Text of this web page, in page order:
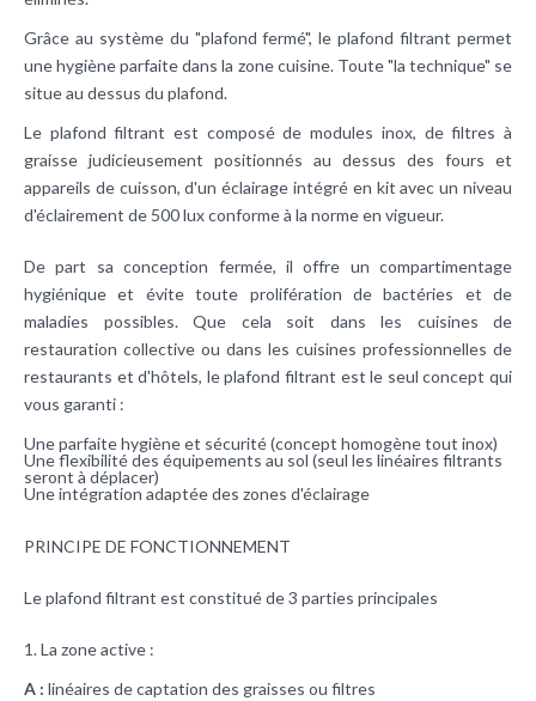
Grâce au système du "plafond fermé", le plafond filtrant permet
une hygiène parfaite dans la zone cuisine. Toute "la technique" se
situe au dessus du plafond.
Le plafond filtrant est composé de modules inox, de filtres à
graisse judicieusement positionnés au dessus des fours et
appareils de cuisson, d'un éclairage intégré en kit avec un niveau
d'éclairement de 500 lux conforme à la norme en vigueur.
De part sa conception fermée, il offre un compartimentage
hygiénique et évite toute prolifération de bactéries et de
maladies possibles. Que cela soit dans les cuisines de
restauration collective ou dans les cuisines professionnelles de
restaurants et d'hôtels, le plafond filtrant est le seul concept qui
vous garanti :
Une parfaite hygiène et sécurité (concept homogène tout inox)
Une flexibilité des équipements au sol (seul les linéaires filtrants
seront à déplacer)
Une intégration adaptée des zones d'éclairage
PRINCIPE DE FONCTIONNEMENT
Le plafond filtrant est constitué de 3 parties principales
1. La zone active :
A : linéaires de captation des graisses ou filtres